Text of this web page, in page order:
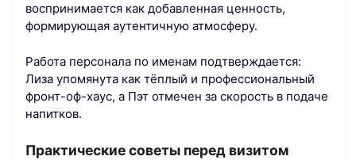
воспринимается как добавленная ценность,
формирующая аутентичную атмосферу.
Работа персонала по именам подтверждается:
Лиза упомянута как тёплый и профессиональный
фронт-оф-хаус, а Пэт отмечен за скорость в подаче
напитков.
Практические советы перед визитом